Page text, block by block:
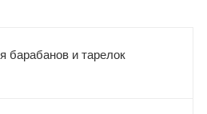
барабанов и тарелок